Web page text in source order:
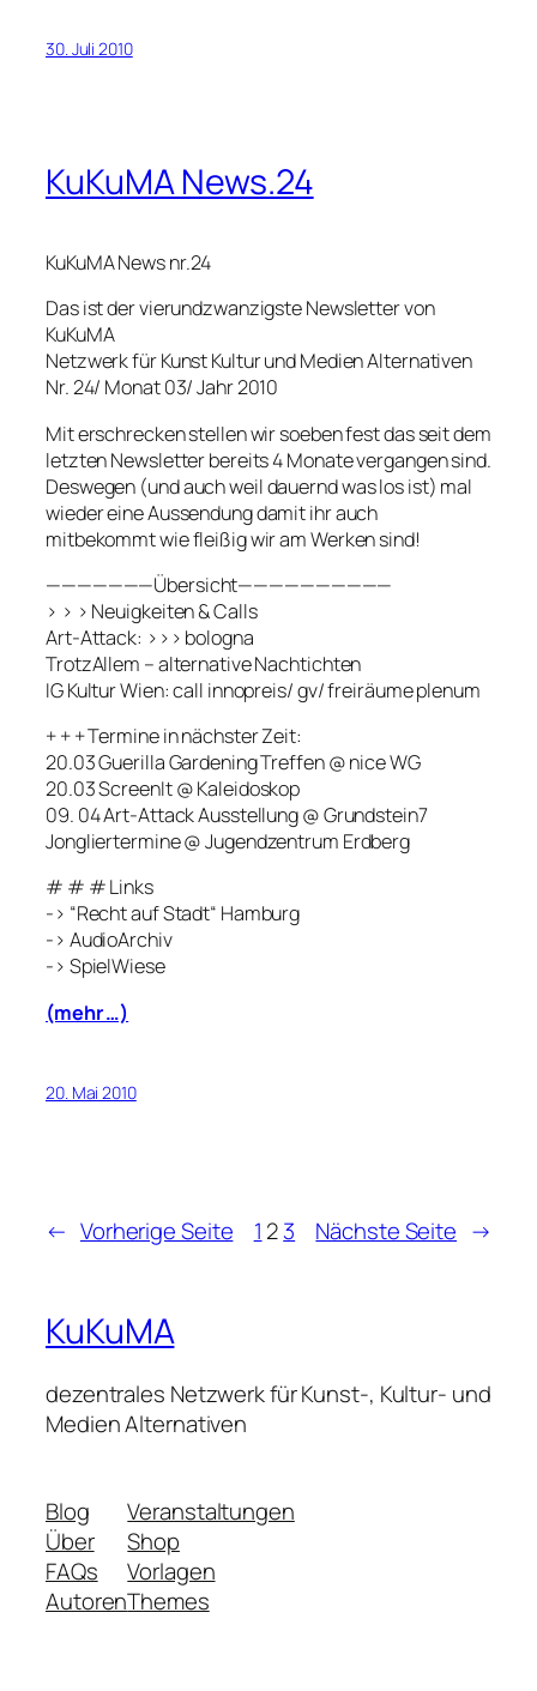
30. Juli 2010
KuKuMA News.24
KuKuMA News nr.24
Das ist der vierundzwanzigste Newsletter von
KuKuMA
Netzwerk für Kunst Kultur und Medien Alternativen
Nr. 24/ Monat 03/ Jahr 2010
Mit erschrecken stellen wir soeben fest das seit dem
letzten Newsletter bereits 4 Monate vergangen sind.
Deswegen (und auch weil dauernd was los ist) mal
wieder eine Aussendung damit ihr auch
mitbekommt wie fleißig wir am Werken sind!
———————Übersicht——————————
> > > Neuigkeiten & Calls
Art-Attack: >>> bologna
TrotzAllem – alternative Nachtichten
IG Kultur Wien: call innopreis/ gv/ freiräume plenum
+ + + Termine in nächster Zeit:
20.03 Guerilla Gardening Treffen @ nice WG
20.03 ScreenIt @ Kaleidoskop
09. 04 Art-Attack Ausstellung @ Grundstein7
Jongliertermine @ Jugendzentrum Erdberg
# # # Links
-> “Recht auf Stadt“ Hamburg
-> AudioArchiv
-> SpielWiese
(mehr …)
20. Mai 2010
← Vorherige Seite 1 23 Nächste Seite →
KuKuMA
dezentrales Netzwerk für Kunst-, Kultur- und
Medien Alternativen
Blog
Über
FAQs
Autoren
Veranstaltungen
Shop
Vorlagen
Themes